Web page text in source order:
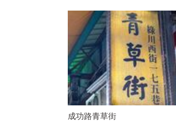
成功路青草街